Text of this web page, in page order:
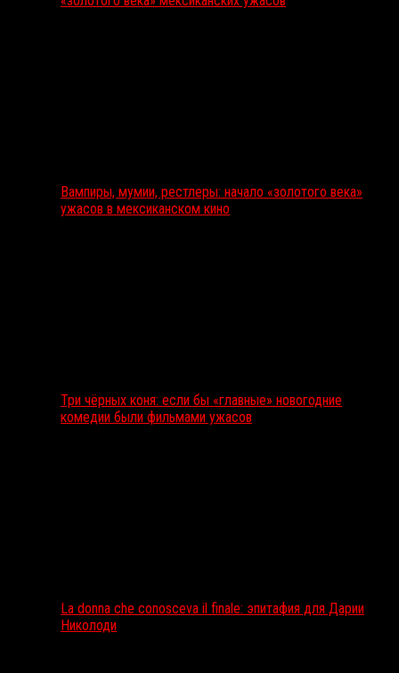
Вампиры, мумии, рестлеры: начало «золотого века»
ужасов в мексиканском кино
Три чёрных коня: если бы «главные» новогодние
комедии были фильмами ужасов
La donna che conosceva il finale: эпитафия для Дарии
Николоди